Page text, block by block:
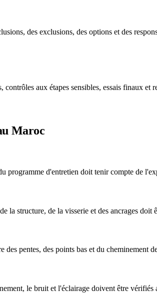
des exclusions, des options et des
aux étapes sensibles, essais finaux et
Maroc
programme d'entretien doit tenir compte de
la structure, de la visserie et des ancrages doit
pentes, des points bas et du cheminement
le bruit et l'éclairage doivent être vérifiés